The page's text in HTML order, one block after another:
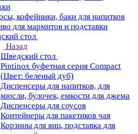
кофейники, баки для напитков
для мармитов и подставки
стол
Назад
Шведский стол
Pintinox буфетная серия Compact
(Цвет: беленый дуб)
Диспенсеры для напитков, для
мюсли, булочек, емкости для джема
Диспенсеры для соусов
Контейнеры для пакетиков чая
Корзины для яиц, подставка для